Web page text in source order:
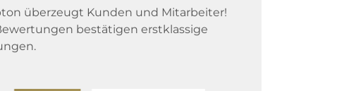
überzeugt Kunden und Mitarbeiter!
bestätigen erstklassige